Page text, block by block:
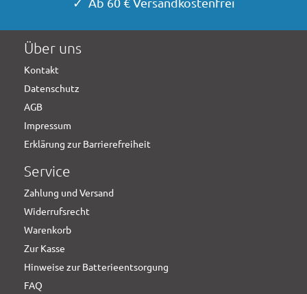
Über uns
Kontakt
Datenschutz
AGB
Impressum
Erklärung zur Barrierefreiheit
Service
Zahlung und Versand
Widerrufsrecht
Warenkorb
Zur Kasse
Hinweise zur Batterieentsorgung
FAQ